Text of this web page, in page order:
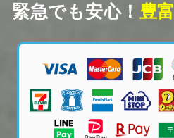
緊急でも安心！ 豊